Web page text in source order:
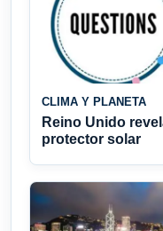
CLIMA Y PLANETA
Reino Unido
protector solar